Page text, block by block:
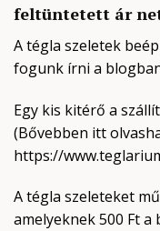
feltüntetett ár
A tégla szeletek
fogunk írni a
Egy kis kitérő a
(Bővebben itt
https://
A tégla szeleteket
amelyeknek 500 Ft a